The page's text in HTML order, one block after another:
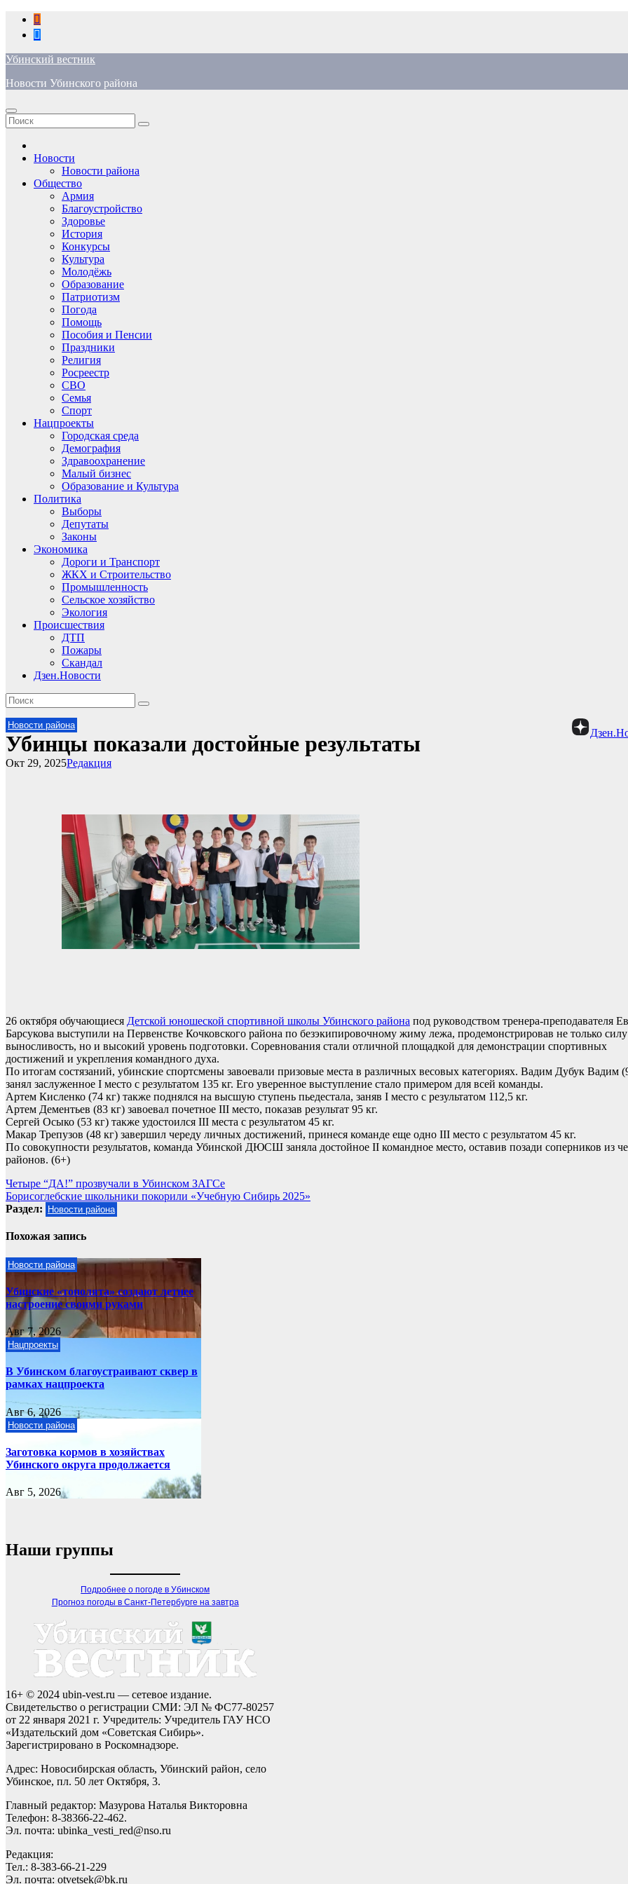
Перейти
содержимому
Убинский вестник
Новости Убинского района
Новости
Новости района
Общество
Армия
Благоустройство
Здоровье
История
Конкурсы
Культура
Молодёжь
Образование
Патриотизм
Погода
Помощь
Пособия и Пенсии
Праздники
Религия
Росреестр
СВО
Семья
Спорт
Нацпроекты
Городская среда
Демография
Здравоохранение
Малый бизнес
Образование и Культура
Политика
Выборы
Депутаты
Законы
Экономика
Дороги и Транспорт
ЖКХ и Строительство
Промышленность
Сельское хозяйство
Экология
Происшествия
ДТП
Пожары
Скандал
Дзен.Новости
Новости района
Убинцы показали достойные результаты
Редакция
Окт 29, 2025
26 октября обучающиеся Детской юношеской спортивной школы Убинского района под руководством тренера-преподавателя
Барсукова выступили на Первенстве Кочковского района по безэкипировочному жиму лежа, продемонстрировав не только
выносливость, но и высокий уровень подготовки. Соревнования стали отличной площадкой для демонстрации спортивных
достижений и укрепления командного духа.
По итогам состязаний, убинские спортсмены завоевали призовые места в различных весовых категориях. Вадим Дубук Вадим
занял заслуженное I место с результатом 135 кг. Его уверенное выступление стало примером для всей команды.
Артем Кисленко (74 кг) также поднялся на высшую ступень пьедестала, заняв I место с результатом 112,5 кг.
Артем Дементьев (83 кг) завоевал почетное III место, показав результат 95 кг.
Сергей Осыко (53 кг) также удостоился III места с результатом 45 кг.
Макар Трепузов (48 кг) завершил череду личных достижений, принеся команде еще одно III место с результатом 45 кг.
По совокупности результатов, команда Убинской ДЮСШ заняла достойное II командное место, оставив позади соперников из
районов. (6+)
Навигация
по
Четыре “ДА!” прозвучали в Убинском ЗАГСе
Борисоглебские школьники покорили «Учебную Сибирь 2025»
Раздел:
Новости района
Похожая запись
Новости района
Убинские «тополята» создают летнее
настроение своими руками
Авг 7, 2026
Нацпроекты
В Убинском благоустраивают сквер в
рамках нацпроекта
Авг 6, 2026
Новости района
Заготовка кормов в хозяйствах
Убинского округа продолжается
Авг 5, 2026
Наши группы
Подробнее о погоде в Убинском
Прогноз погоды в Санкт-Петербурге на завтра
16+ © 2024 ubin-vest.ru — сетевое издание.
Свидетельство о регистрации СМИ: ЭЛ № ФС77-80257
от 22 января 2021 г. Учредитель: Учредитель ГАУ НСО
«Издательский дом «Советская Сибирь».
Зарегистрировано в Роскомнадзоре.
Адрес: Новосибирская область, Убинский район, село
Убинское, пл. 50 лет Октября, 3.
Главный редактор: Мазурова Наталья Викторовна
Телефон: 8-38366-22-462.
Эл. почта: ubinka_vesti_red@nso.ru
Редакция:
Тел.: 8-383-66-21-229
Эл. почта: otvetsek@bk.ru